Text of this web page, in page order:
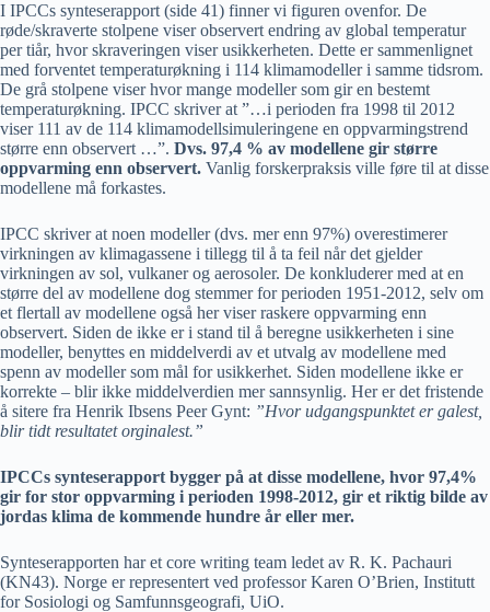
I IPCCs synteserapport (side 41) finner vi figuren ovenfor. De
røde/skraverte stolpene viser observert endring av global temperatur
per tiår, hvor skraveringen viser usikkerheten. Dette er sammenlignet
med forventet temperaturøkning i 114 klimamodeller i samme tidsrom.
De grå stolpene viser hvor mange modeller som gir en bestemt
temperaturøkning. IPCC skriver at ”…i perioden fra 1998 til 2012
viser 111 av de 114 klimamodellsimuleringene en oppvarmingstrend
større enn observert …”. Dvs. 97,4 % av modellene gir større
oppvarming enn observert. Vanlig forskerpraksis ville føre til at disse
modellene må forkastes.
IPCC skriver at noen modeller (dvs. mer enn 97%) overestimerer
virkningen av klimagassene i tillegg til å ta feil når det gjelder
virkningen av sol, vulkaner og aerosoler. De konkluderer med at en
større del av modellene dog stemmer for perioden 1951-2012, selv om
et flertall av modellene også her viser raskere oppvarming enn
observert. Siden de ikke er i stand til å beregne usikkerheten i sine
modeller, benyttes en middelverdi av et utvalg av modellene med
spenn av modeller som mål for usikkerhet. Siden modellene ikke er
korrekte – blir ikke middelverdien mer sannsynlig. Her er det fristende
å sitere fra Henrik Ibsens Peer Gynt: ”Hvor udgangspunktet er galest,
blir tidt resultatet orginalest.”
IPCCs synteserapport bygger på at disse modellene, hvor 97,4%
gir for stor oppvarming i perioden 1998-2012, gir et riktig bilde av
jordas klima de kommende hundre år eller mer.
Synteserapporten har et core writing team ledet av R. K. Pachauri
(KN43). Norge er representert ved professor Karen O’Brien, Institutt
for Sosiologi og Samfunnsgeografi, UiO.